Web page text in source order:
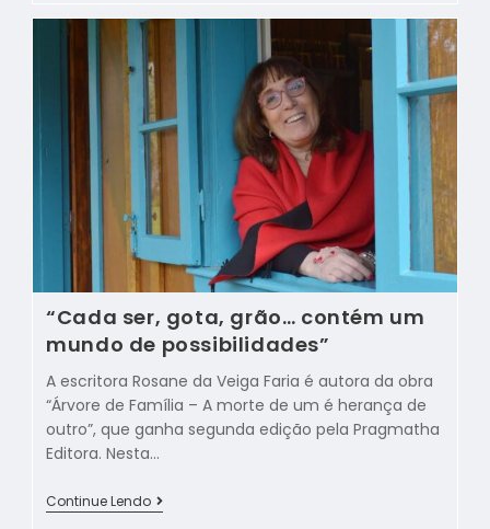
“Cada ser, gota, grão… contém um
mundo de possibilidades”
A escritora Rosane da Veiga Faria é autora da obra
“Árvore de Família – A morte de um é herança de
outro”, que ganha segunda edição pela Pragmatha
Editora. Nesta…
Continue Lendo